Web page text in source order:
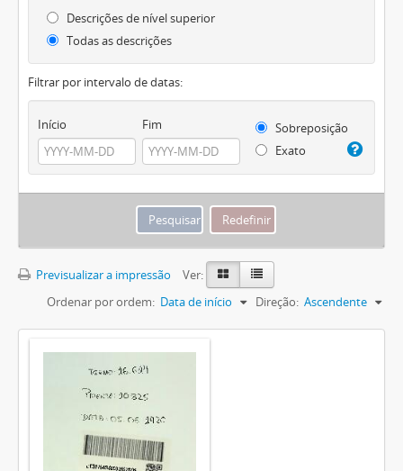
Descrições de nível superior
Todas as descrições
Filtrar por intervalo de datas:
Início Fim
Sobreposição
Exato
Previsualizar a impressão
Ver:
Ordenar por ordem: Data de início Direção: Ascendente